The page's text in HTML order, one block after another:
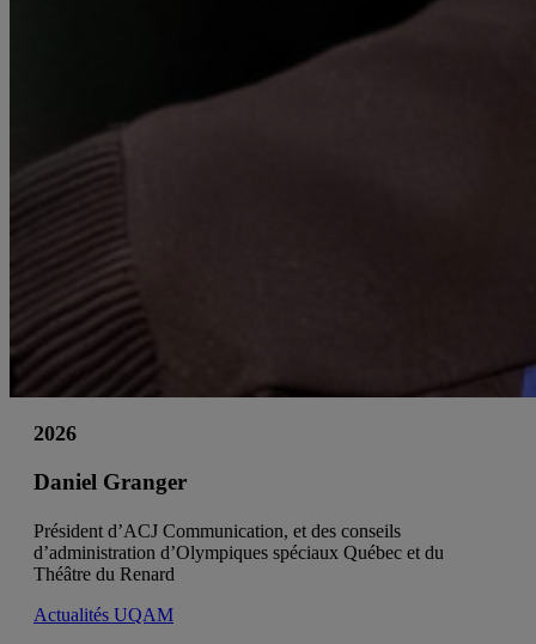
2026
Daniel Granger
Président d’ACJ Communication, et des conseils
d’administration d’Olympiques spéciaux Québec et du
Théâtre du Renard
Actualités UQAM